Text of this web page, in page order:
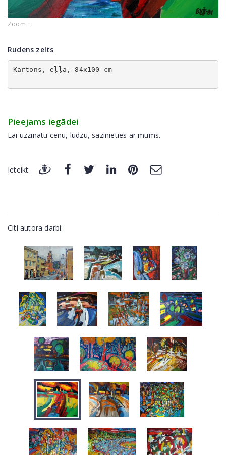
Zoom +
Rudens zelts
Kartons, eļļa, 84x100 cm
Pieejams iegādei
Lai uzzinātu cenu, lūdzu, sazinieties ar mums.
Ieteikt:
Citi autora darbi: